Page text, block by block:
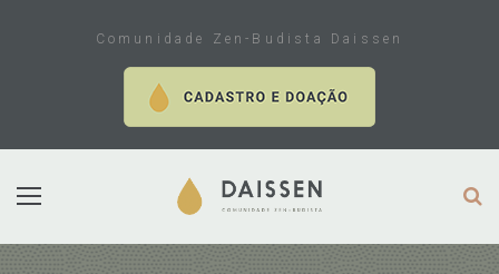
Comunidade Zen-Budista Daissen